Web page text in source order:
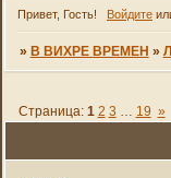
Привет, Гость! Войдите
» В ВИХРЕ ВРЕМЕН »
Страница: 1 2 3 … 19 »